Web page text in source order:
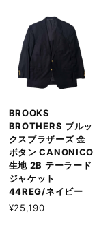
BROOKS
BROTHERS ブルッ
クスブラザーズ 金
ボタン CANONICO
生地 2B テーラード
ジャケット
44REG/ネイビー
¥25,190